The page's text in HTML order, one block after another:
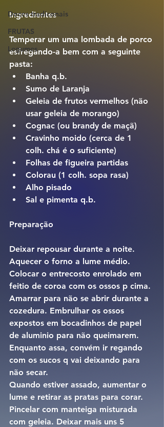
Doces tradiconais
FRUTAS
Legumes
Ingredientes
Temperar um uma lombada de porco
esfregando-a bem com a seguinte
pasta:
Banha q.b.
Sumo de Laranja
Geleia de frutos vermelhos (não
usar geleia de morango)
Cognac (ou brandy de maçã)
Cravinho moido (cerca de 1
colh. chá é o suficiente)
Folhas de figueira partidas
Colorau (1 colh. sopa rasa)
Alho pisado
Sal e pimenta q.b.
Preparação
Deixar repousar durante a noite.
Aquecer o forno a lume médio.
Colocar o entrecosto enrolado em
feitio de coroa com os ossos p cima.
Amarrar para não se abrir durante a
cozedura. Embrulhar os ossos
expostos em bocadinhos de papel
de aluminio para não queimarem.
Enquanto assa, convém ir regando
com os sucos q vai deixando para
não secar.
Quando estiver assado, aumentar o
lume e retirar as pratas para corar.
Pincelar com manteiga misturada
com geleia. Deixar mais uns 5